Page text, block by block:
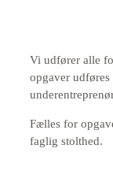
Vi udfører alle
opgaver
Fælles for
faglig stolthed.